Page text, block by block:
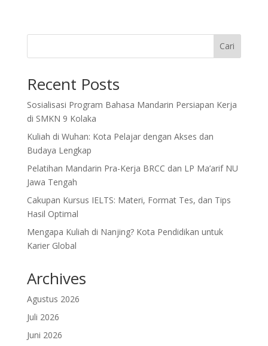
Cari
Recent Posts
Sosialisasi Program Bahasa Mandarin Persiapan Kerja
di SMKN 9 Kolaka
Kuliah di Wuhan: Kota Pelajar dengan Akses dan
Budaya Lengkap
Pelatihan Mandarin Pra-Kerja BRCC dan LP Ma’arif NU
Jawa Tengah
Cakupan Kursus IELTS: Materi, Format Tes, dan Tips
Hasil Optimal
Mengapa Kuliah di Nanjing? Kota Pendidikan untuk
Karier Global
Archives
Agustus 2026
Juli 2026
Juni 2026